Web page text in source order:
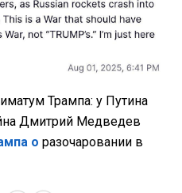
Трампа: у Путина
Дмитрий Медведев
о разочаровании в